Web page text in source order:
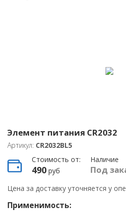
Элемент питания CR2032
Артикул: CR2032BL5
Стоимость от:
490 руб
Наличие
Под
Цена за доставку уточняется у
Применимость: